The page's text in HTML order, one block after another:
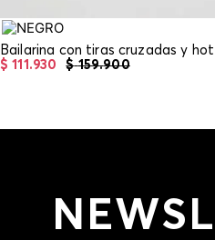
Bailarina con tiras cruzadas y
$ 159.900
$ 111 .930